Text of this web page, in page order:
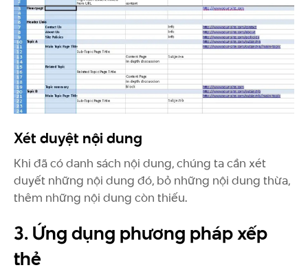
Xét duyệt nội dung
Khi đã có danh sách nội dung, chúng ta cần xét
duyết những nội dung đó, bỏ những nội dung thừa,
thêm những nội dung còn thiếu.
3. Ứng dụng phương pháp xếp
thẻ